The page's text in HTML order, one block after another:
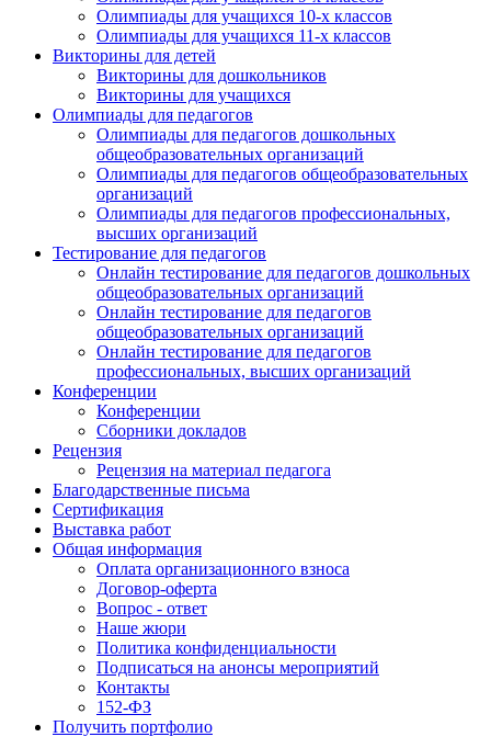
Олимпиады для учащихся 10-х классов
Олимпиады для учащихся 11-х классов
Викторины для детей
Викторины для дошкольников
Викторины для учащихся
Олимпиады для педагогов
Олимпиады для педагогов дошкольных
общеобразовательных организаций
Олимпиады для педагогов общеобразовательных
организаций
Олимпиады для педагогов профессиональных,
высших организаций
Тестирование для педагогов
Онлайн тестирование для педагогов дошкольных
общеобразовательных организаций
Онлайн тестирование для педагогов
общеобразовательных организаций
Онлайн тестирование для педагогов
профессиональных, высших организаций
Конференции
Конференции
Сборники докладов
Рецензия
Рецензия на материал педагога
Благодарственные письма
Сертификация
Выставка работ
Общая информация
Оплата организационного взноса
Договор-оферта
Вопрос - ответ
Наше жюри
Политика конфиденциальности
Подписаться на анонсы мероприятий
Контакты
152-ФЗ
Получить портфолио